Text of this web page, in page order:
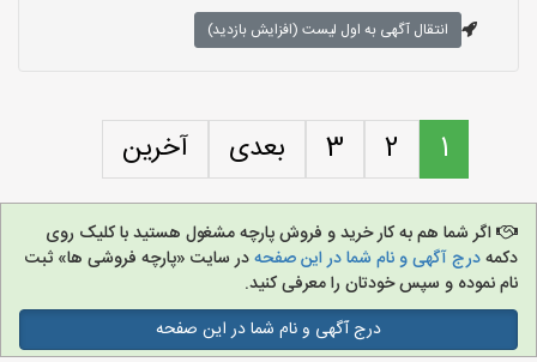
انتقال آگهی به اول لیست (افزایش بازدید)
1
2
3 بعدی آخرین
اگر شما هم به کار خرید و فروش پارچه مشغول هستید با کلیک روی
دکمهدرج آگهی و نام شما در این صفحهدر سایت «پارچه فروشی ها» ثبت
نام نموده و سپس خودتان را معرفی کنید.
درج آگهی و نام شما در این صفحه